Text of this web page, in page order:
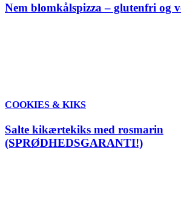
Nem blomkålspizza – glutenfri og
COOKIES & KIKS
Salte kikærtekiks med rosmarin
(SPRØDHEDSGARANTI!)